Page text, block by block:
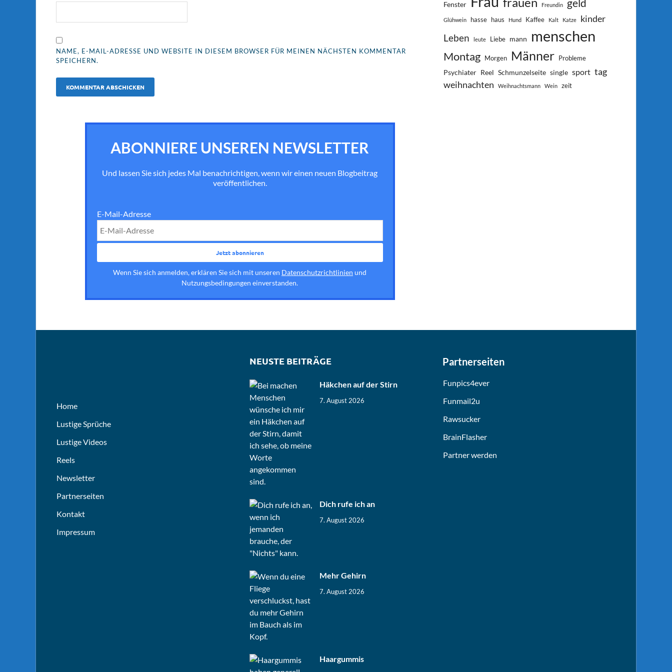
NAME, E-MAIL-ADRESSE UND WEBSITE IN DIESEM BROWSER FÜR MEINEN NÄCHSTEN KOMMENTAR
SPEICHERN.
ABONNIERE UNSEREN NEWSLETTER
Und lassen Sie sich jedes Mal benachrichtigen, wenn wir einen neuen Blogbeitrag
veröffentlichen.
E-Mail-Adresse
Wenn Sie sich anmelden, erklären Sie sich mit unseren Datenschutzrichtlinien und
Nutzungsbedingungen einverstanden.
Fenster Freundin geld
Glühwein hasse haus Hund Kaffee Kalt Katze kinder
Leben leute Liebe mann menschen
Montag Morgen Männer Probleme
Psychiater Reel Schmunzelseite single sport tag
weihnachten
Weihnachtsmann Wein zeit
Home
Lustige Sprüche
Lustige Videos
Reels
Newsletter
Partnerseiten
Kontakt
Impressum
NEUSTE BEITRÄGE
Häkchen auf der Stirn
7. August 2026
Dich rufe ich an
7. August 2026
Mehr Gehirn
7. August 2026
Haargummis
Partnerseiten
Funpics4ever
Funmail2u
Rawsucker
BrainFlasher
Partner werden